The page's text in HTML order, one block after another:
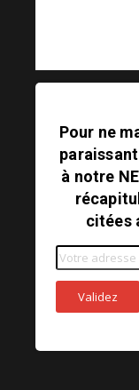
Pour ne
à notre
citées